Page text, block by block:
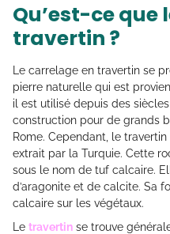
Qu’est-ce que
travertin ?
Le carrelage en travertin se
pierre naturelle qui est
il est utilisé depuis des
construction pour de grands
Rome. Cependant, le
extrait par la Turquie. Cette
sous le nom de tuf calcaire.
d’aragonite et de calcite. Sa
calcaire sur les végétaux.
Le travertin se trouve